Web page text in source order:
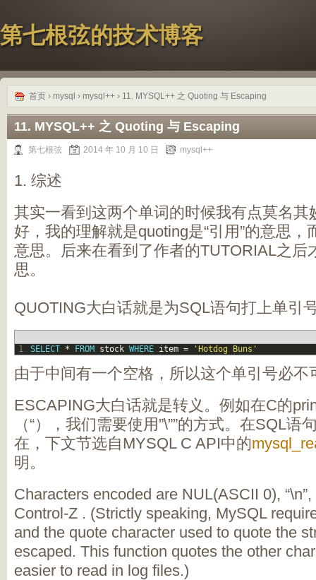
第七根弦的技术博客
首页 › mysql › mysql++ › 11. MYSQL++ 之 Quoting 与 Escaping
11. MYSQL++ 之 Quoting 与 Escaping
第七根弦 2014 年 10 月 10 日 mysql++
1. 综述
其实一看到这两个单词的时候我有点莫名其
好，我的理解就是quoting是“引用”的意思，
意思。后来在看到了作者的TUTORIAL之后
思。
QUOTING大白话就是为SQL语句打上单引
1 SELECT * FROM stock WHERE item = 'Hotdog Buns'
由于中间有一个空格，所以这个单引号必不
ESCAPING大白话就是转义。例如在C的
（“），我们需要使用”\””的方式。在SQL
在，下文节选自MYSQL C API中的
明。
Characters encoded are NUL(ASCII 0), “\n”,
Control-Z . (Strictly speaking, MySQL
and the quote character used to quote the
escaped. This function quotes the other
easier to read in log files.)